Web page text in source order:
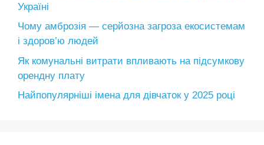
Україні
Чому амброзія — серйозна загроза екосистемам
і здоров’ю людей
Як комунальні витрати впливають на підсумкову
орендну плату
Найпопулярніші імена для дівчаток у 2025 році